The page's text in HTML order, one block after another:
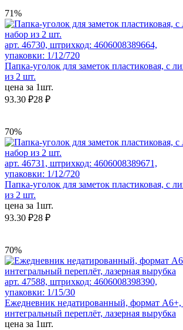
71%
арт. 46730, штрихкод: 4606008389664,
упаковки: 1/12/720
Папка-уголок для заметок пластиковая, с
из 2 шт.
цена за 1шт.
93.30 ₽28 ₽
70%
арт. 46731, штрихкод: 4606008389671,
упаковки: 1/12/720
Папка-уголок для заметок пластиковая, с
из 2 шт.
цена за 1шт.
93.30 ₽28 ₽
70%
арт. 47588, штрихкод: 4606008398390,
упаковки: 1/15/30
Ежедневник недатированный, формат А6+,
интегральный переплёт, лазерная вырубка
цена за 1шт.